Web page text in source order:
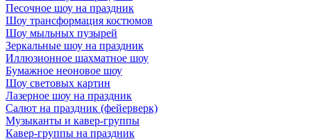
Песочное шоу на праздник
Шоу трансформация костюмов
Шоу мыльных пузырей
Зеркальные шоу на праздник
Иллюзионное шахматное шоу
Бумажное неоновое шоу
Шоу световых картин
Лазерное шоу на праздник
Салют на праздник (фейерверк)
Музыканты и кавер-группы
Кавер-группы на праздник